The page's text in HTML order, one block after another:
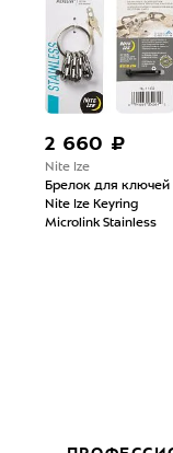
2 660 ₽
Nite Ize
Брелок для ключей
Nite Ize Keyring
Microlink Stainless